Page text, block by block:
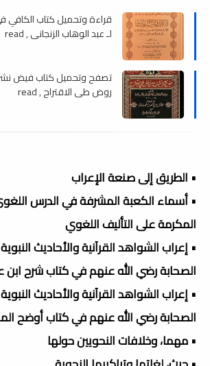
قراءة وتحميل كتاب الكافي
لـ عبد الوهاب الزنجاني , read
تصفح وتحميل كتاب فيض نشر
روض طي الاقتراح , read
• الطريق إلى صنعة الإعراب
• أسماء الكعبة المشرفة في الدرس
المكرمة على التأليف اللغوي
• إعراب الشواهد القرآنية والأحاديث
الصحابة رضي الله عنهم في كتاب شرح
• إعراب الشواهد القرآنية والأحاديث
الصحابة رضي الله عنهم في كتاب أوضح
• مهما، وخلافات النحويين حولها